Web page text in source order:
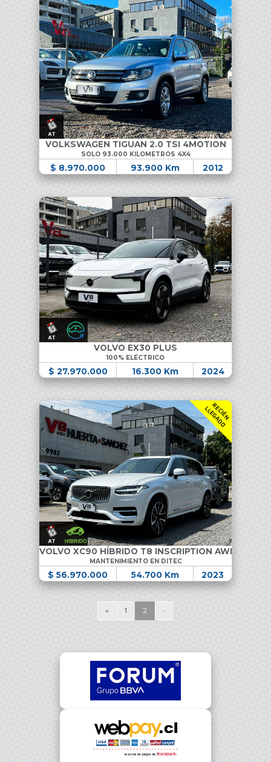
VOLKSWAGEN TIGUAN 2.0 TSI 4MOTION
SOLO 93.000 KILOMETROS 4X4
$ 8.970.000 93.900 Km 2012
VOLVO EX30 PLUS
100% ELÉCTRICO
$ 27.970.000 16.300 Km 2024
R
E
C
I
É
N
L
L
E
G
A
D
O
VOLVO XC90 HÍBRIDO T8 INSCRIPTION AWD
MANTENIMIENTO EN DITEC
$ 56.970.000 54.700 Km 2023
« 1 2 »